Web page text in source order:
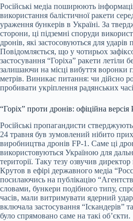
Російські медіа поширюють
використання балістичної ракети
ураження бункерів в Україні. За
сторони, ці підземні споруди
дронів, які застосовуються для ударів
Повідомляється, що у чотирьох
застосування “Горіха” ракети летіли
залишаючи на місці вибуття воронки
метрів. Виникає питання: чи дійсно
пробивати укріплення радянських
“Горіх” проти дронів: офіційна
Російські пропагандисти
24 травня був зумовлений нібито
виробництва дронів FP-1. Саме ці
використовуються Україною для
території. Таку тезу озвучив
Крутов в ефірі державного медіа
посилаючись на публікацію
словами, бункери подібного типу,
часів, мали витримувати ядерний
включала застосування “Іскандерів”
було спрямовано саме на такі об’єкти.